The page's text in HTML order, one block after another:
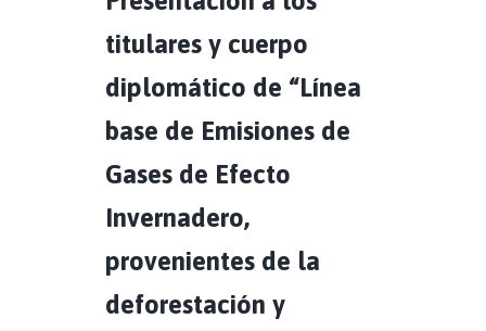
titulares y cuerpo
diplomático de “Línea
base de Emisiones de
Gases de Efecto
Invernadero,
provenientes de la
deforestación y